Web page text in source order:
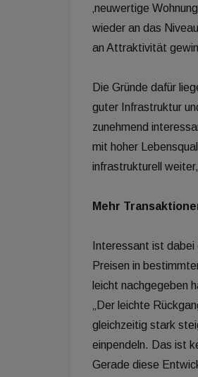
‚neuwertige
wieder an das
an Attraktivität
Die Gründe dafür
guter Infrastruktur
zunehmend
mit hoher
infrastrukturell
Mehr
Interessant ist
Preisen in
leicht nachgegeben
„Der leichte
gleichzeitig stark
einpendeln. Das ist
Gerade diese